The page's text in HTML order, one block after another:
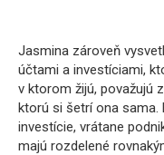
Jasmina zároveň
účtami a investíciami,
v ktorom žijú, považujú
ktorú si šetrí ona sama.
investície, vrátane
majú rozdelené